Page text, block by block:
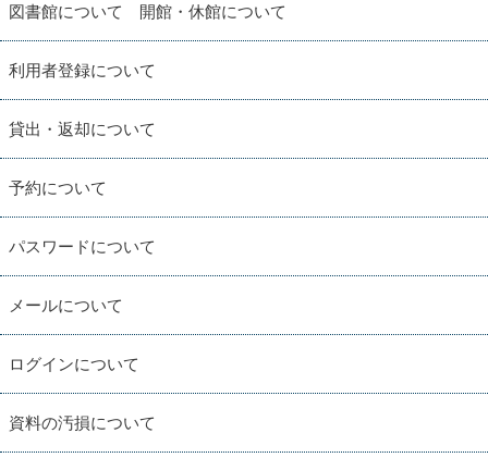
図書館について 開館・休館について
利用者登録について
貸出・返却について
予約について
パスワードについて
メールについて
ログインについて
資料の汚損について